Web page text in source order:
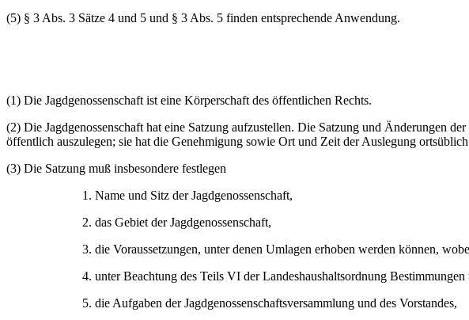
(5) § 3 Abs. 3 Sätze 4 und 5 und § 3 Abs. 5 finden entsprechende Anwendung.
(1) Die Jagdgenossenschaft ist eine Körperschaft des öffentlichen Rechts.
(2) Die Jagdgenossenschaft hat eine Satzung aufzustellen. Die Satzung und Änderungen
öffentlich auszulegen; sie hat die Genehmigung sowie Ort und Zeit der Auslegung
(3) Die Satzung muß insbesondere festlegen
1. Name und Sitz der Jagdgenossenschaft,
2. das Gebiet der Jagdgenossenschaft,
3. die Voraussetzungen, unter denen Umlagen erhoben werden können,
4. unter Beachtung des Teils VI der Landeshaushaltsordnung
5. die Aufgaben der Jagdgenossenschaftsversammlung und des Vorstandes,